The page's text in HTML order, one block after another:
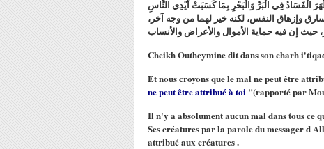
فِي الْبَرِّ وَالْبَحْرِ بِمَا كَسَبَتْ أَيْدِي النَّاسِ
في قطع يد السارق وإزهاق النفس، لكنه خير لهما من وجه آخر،
Cheikh Outheymine dit dans son charh
Et nous croyons que le mal ne peut être
ne peut être attribué à toi "(rapporté par
Il n'y a absolument aucun mal dans tous ce
Ses créatures par la parole du messager d
attribué aux créatures .